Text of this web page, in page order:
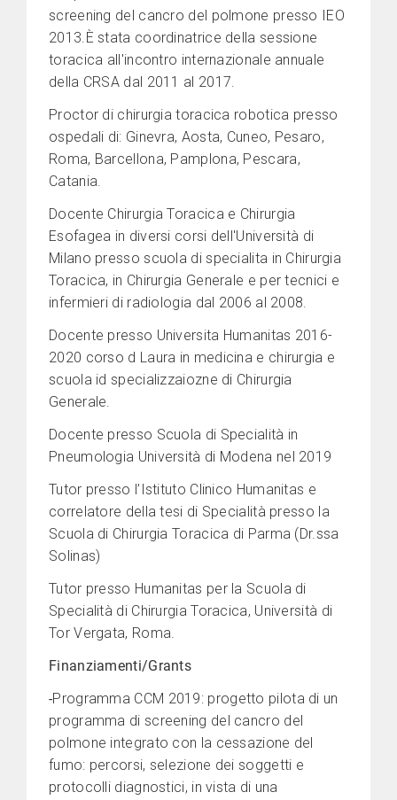
screening del cancro del polmone presso IEO
2013.È stata coordinatrice della sessione
toracica all'incontro internazionale annuale
della CRSA dal 2011 al 2017.
Proctor di chirurgia toracica robotica presso
ospedali di: Ginevra, Aosta, Cuneo, Pesaro,
Roma, Barcellona, Pamplona, Pescara,
Catania.
Docente Chirurgia Toracica e Chirurgia
Esofagea in diversi corsi dell'Università di
Milano presso scuola di specialita in Chirurgia
Toracica, in Chirurgia Generale e per tecnici e
infermieri di radiologia dal 2006 al 2008.
Docente presso Universita Humanitas 2016-
2020 corso d Laura in medicina e chirurgia e
scuola id specializzaiozne di Chirurgia
Generale.
Docente presso Scuola di Specialità in
Pneumologia Università di Modena nel 2019
Tutor presso l’Istituto Clinico Humanitas e
correlatore della tesi di Specialità presso la
Scuola di Chirurgia Toracica di Parma (Dr.ssa
Solinas)
Tutor presso Humanitas per la Scuola di
Specialità di Chirurgia Toracica, Università di
Tor Vergata, Roma.
Finanziamenti/Grants
-Programma CCM 2019: progetto pilota di un
programma di screening del cancro del
polmone integrato con la cessazione del
fumo: percorsi, selezione dei soggetti e
protocolli diagnostici, in vista di una